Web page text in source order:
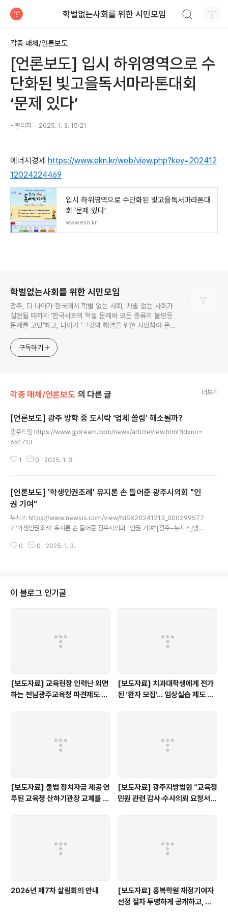
학벌없는사회를 위한 시민모임
각종 매체/언론보도
[언론보도] 입시 하위영역으로 수
단화된 빛고을독서마라톤대회
‘문제 있다’
- 관리자 2025. 1. 3. 15:21
에너지경제 https://www.ekn.kr/web/view.php?key=202412
12024224469
입시 하위영역으로 수단화된 빛고을독서마라톤대
회 ‘문제 있다’
www.ekn.kr
학벌없는사회를 위한 시민모임
광주, 더 나아가 한국에서 학벌 없는 사회, 차별 없는 사회가
실현될 때까지 ‘한국사회의 학벌 문제와 모든 종류의 불평등
문제를 고민’하고, 나아가 ‘그것의 해결을 위한 시민참여 운
구독하기
각종 매체/언론보도 의 다른 글 더보기
[언론보도] 광주 방학 중 도시락 ‘업체 쏠림’ 해소될까?
광주드림 https://www.gjdream.com/news/articleView.html?idxno=
651713
1 0 2025. 1. 3.
[언론보도] '학생인권조례' 유지론 손 들어준 광주시의회 "인
권 기여"
뉴시스 https://www.newsis.com/view/NISX20241213_000299577
7 '학생인권조례' 유지론 손 들어준 광주시의회 "인권 기여"[광주=뉴시스]맹대
의회에서 8개월여 만에 부결돼 폐기됐다.광주시의회 교육문화위원회는 13일
0 0 2025. 1. 3.
이 블로그 인기글
[보도자료] 교육현장 인력난 외면
하는 전남광주교육청 파견제도 재
[보도자료] 치과대학생에게 전가
된 ‘환자 모집’… 임상실습 제도 개
[보도자료] 불법 정치자금 제공 연
루된 교육청 산하기관장 교체를 촉
[보도자료] 광주지방법원 “교육청
민원 관련 감사·수사의뢰 요청서,
2026년 제7차 살림회의 안내
[보도자료] 홍복학원 재정기여자
선정 절차 투명하게 공개하고, 철